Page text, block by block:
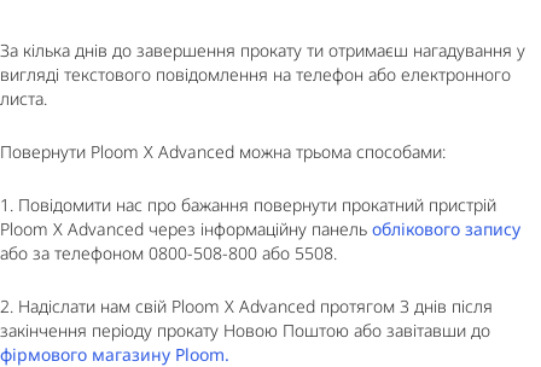
За кілька днів до завершення прокату ти отримаєш нагадування у
вигляді текстового повідомлення на телефон або електронного
листа.
Повернути Ploom X Advanced можна трьома способами:
1. Повідомити нас про бажання повернути прокатний пристрій
Ploom X Advanced через інформаційну панель облікового запису
або за телефоном 0800-508-800 або 5508.
2. Надіслати нам свій Ploom X Advanced протягом 3 днів після
закінчення періоду прокату Новою Поштою або завітавши до
фірмового магазину Ploom.